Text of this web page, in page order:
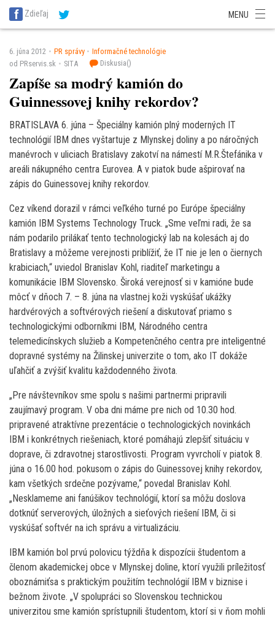
SITA Energetika
SITA Potravinárstvo
Zdieľaj MENU
6. júna 2012 PR správy
Informačné technológie
od PRservis.sk
SITA Diskusia()
Zapíše sa modrý kamión do
Guinnessovej knihy rekordov?
BRATISLAVA 6. júna – Špeciálny kamión plný moderných IT
technológií IBM dnes vyštartuje z Mlynskej doliny a po náročných
manévroch v uliciach Bratislavy zakotví na námestí M.R.Štefánika v
areáli nákupného centra Eurovea. A v piatok bude ašpirovať na
zápis do Guinessovej knihy rekordov.
Cez víkend dorazil v rámci veľkého turné po Európe špeciálny
kamión IBM Systems Technology Truck. „Sme veľmi radi, že sa
nám podarilo prilákať tento technologický lab na kolesách aj do
Bratislavy a môžeme verejnosti priblížiť, že IT nie je len o čiernych
krabiciach,“ uviedol Branislav Kohl, riaditeľ marketingu a
komunikácie IBM Slovensko. Široká verejnosť si v kamióne bude
môcť v dňoch 7. – 8. júna na vlastnej koži vyskúšať ukážky
hardvérových a softvérových riešení a diskutovať priamo s
technologickými odborníkmi IBM, Národného centra
telemedicínskych služieb a Kompetenčného centra pre inteligentné
dopravné systémy na Žilinskej univerzite o tom, ako IT dokáže
uľahčiť a zvýšiť kvalitu každodenného života.
„Pre návštevníkov sme spolu s našimi partnermi pripravili
zaujímavý program. V oba dni máme pre nich od 10.30 hod.
pripravené atraktívne prezentácie o technologických novinkách
IBM i konkrétnych riešeniach, ktoré pomáhajú zlepšiť situáciu v
doprave, či zdravotnej starostlivosti. Program vyvrcholí v piatok 8.
júna o 16.00 hod. pokusom o zápis do Guinessovej knihy rekordov,
kam všetkých srdečne pozývame,“ povedal Branislav Kohl.
„Nesklameme ani fanúšikov technológií, ktorí sa môžu doslova
dotknúť serverových, úložných a sieťových riešení IBM, či si
vyskúšať softvér na ich správu a virtualizáciu.
IBM kamión bol prvú polovicu týždňa k dispozícii študentom a
členom akademickej obce v Mlynskej doline, ktorí využili príležitosť
oboznámiťsa s praktickým použitím technológií IBM v biznise i
bežnom živote. „V spolupráci so Slovenskou technickou
univerzitou sme kamión sprístupnili študentom, ktorí si v ňom mohli